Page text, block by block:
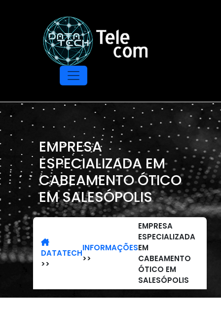
EMPRESA
ESPECIALIZADA EM
CABEAMENTO ÓTICO
EM SALESÓPOLIS
DATATECH
>>
INFORMAÇÕES
>>
EMPRESA
ESPECIALIZADA
EM
CABEAMENTO
ÓTICO EM
SALESÓPOLIS